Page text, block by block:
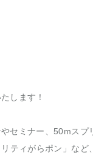
します！
セミナー、50mスプ
ティがらポン」など